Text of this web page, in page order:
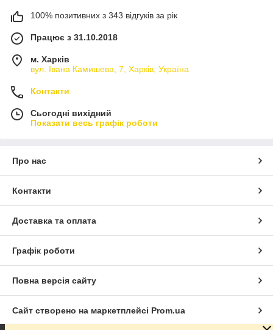
100% позитивних з 343 відгуків за рік
Працює з 31.10.2018
м. Харків
вул. Івана Камишева, 7, Харків, Україна
Контакти
Сьогодні вихідний
Показати весь графік роботи
Про нас
Контакти
Доставка та оплата
Графік роботи
Повна версія сайту
Сайт створено на маркетплейсі Prom.ua